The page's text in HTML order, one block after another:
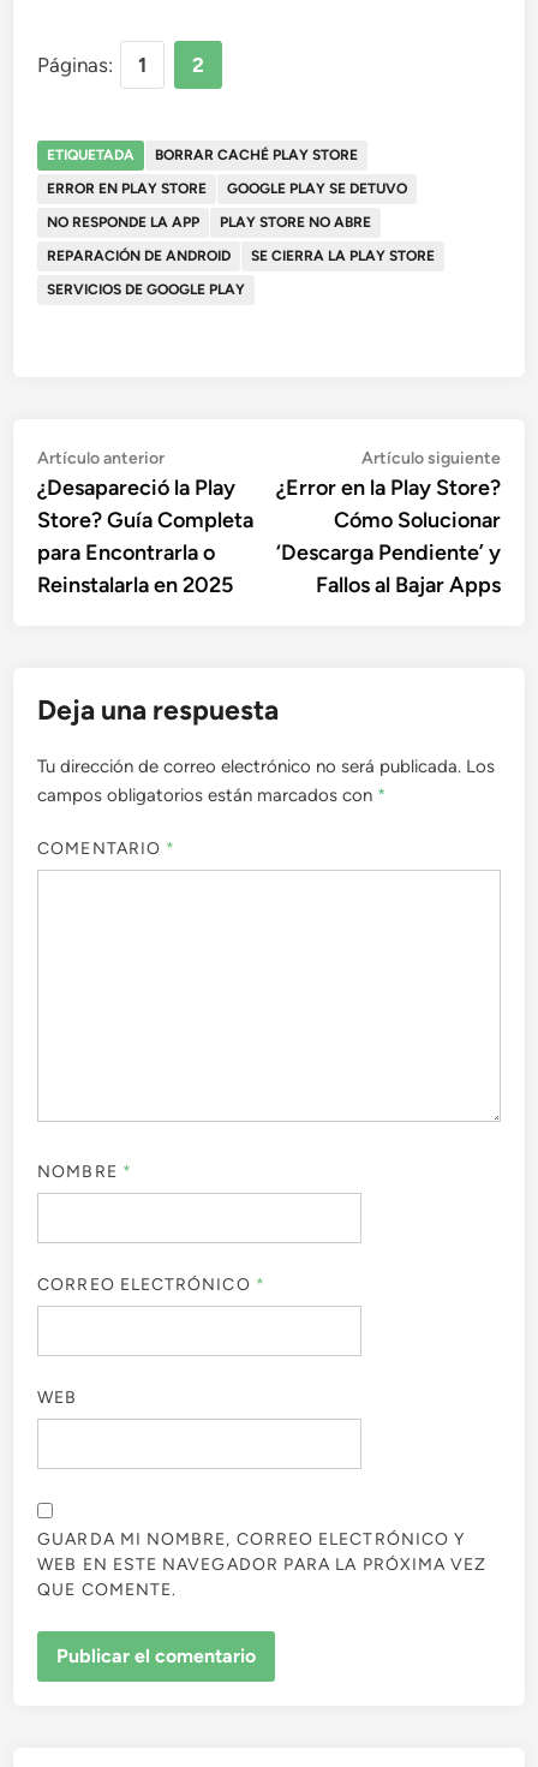
Páginas: 1 2
ETIQUETADA
BORRAR CACHÉ PLAY STORE
ERROR EN PLAY STORE
GOOGLE PLAY SE DETUVO
NO RESPONDE LA APP
PLAY STORE NO ABRE
REPARACIÓN DE ANDROID
SE CIERRA LA PLAY STORE
SERVICIOS DE GOOGLE PLAY
Navegación
de
entradas
Artículo anteriorArtículo
anterior:
¿Desapareció la Play
Store? Guía Completa
para Encontrarla o
Reinstalarla en 2025
Artículo siguiente
¿Error en la Play Store?
Cómo Solucionar
‘Descarga Pendiente’ y
Fallos al Bajar Apps
Deja una respuesta
Tu dirección de correo electrónico no será publicada. Los
campos obligatorios están marcados con *
COMENTARIO *
NOMBRE *
CORREO ELECTRÓNICO *
WEB
GUARDA MI NOMBRE, CORREO ELECTRÓNICO Y
WEB EN ESTE NAVEGADOR PARA LA PRÓXIMA VEZ
QUE COMENTE.